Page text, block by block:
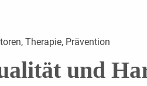
Therapie, Prävention
und